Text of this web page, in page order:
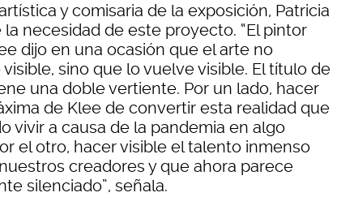
y comisaria de la exposición, Patricia
la necesidad de este proyecto. “El pintor
dijo en una ocasión que el arte no
sino que lo vuelve visible. El título de
una doble vertiente. Por un lado, hacer
de Klee de convertir esta realidad que
vivir a causa de la pandemia en algo
el otro, hacer visible el talento inmenso
creadores y que ahora parece
silenciado”, señala.